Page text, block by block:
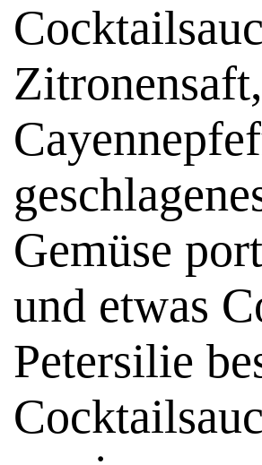
Gemüse
und etwas
Petersilie